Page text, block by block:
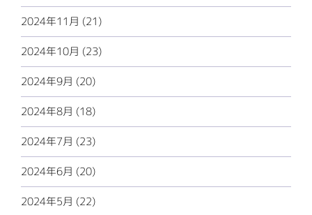
2024年11月 (21)
2024年10月 (23)
2024年9月 (20)
2024年8月 (18)
2024年7月 (23)
2024年6月 (20)
2024年5月 (22)